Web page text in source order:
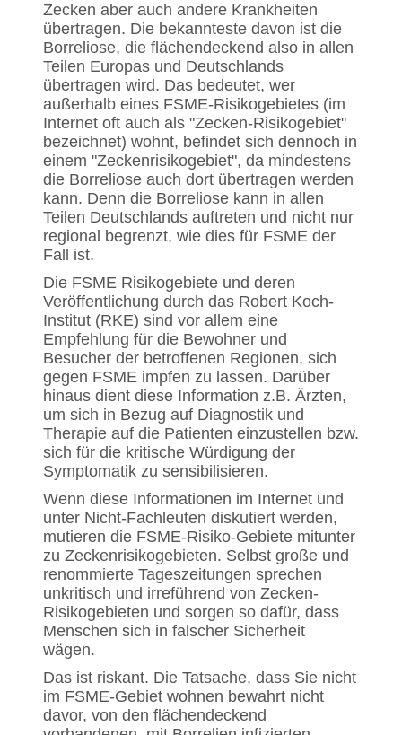
Zecken aber auch andere Krankheiten
übertragen. Die bekannteste davon ist die
Borreliose, die flächendeckend also in allen
Teilen Europas und Deutschlands
übertragen wird. Das bedeutet, wer
außerhalb eines FSME-Risikogebietes (im
Internet oft auch als "Zecken-Risikogebiet"
bezeichnet) wohnt, befindet sich dennoch in
einem "Zeckenrisikogebiet", da mindestens
die Borreliose auch dort übertragen werden
kann. Denn die Borreliose kann in allen
Teilen Deutschlands auftreten und nicht nur
regional begrenzt, wie dies für FSME der
Fall ist.
Die FSME Risikogebiete und deren
Veröffentlichung durch das Robert Koch-
Institut (RKE) sind vor allem eine
Empfehlung für die Bewohner und
Besucher der betroffenen Regionen, sich
gegen FSME impfen zu lassen. Darüber
hinaus dient diese Information z.B. Ärzten,
um sich in Bezug auf Diagnostik und
Therapie auf die Patienten einzustellen bzw.
sich für die kritische Würdigung der
Symptomatik zu sensibilisieren.
Wenn diese Informationen im Internet und
unter Nicht-Fachleuten diskutiert werden,
mutieren die FSME-Risiko-Gebiete mitunter
zu Zeckenrisikogebieten. Selbst große und
renommierte Tageszeitungen sprechen
unkritisch und irreführend von Zecken-
Risikogebieten und sorgen so dafür, dass
Menschen sich in falscher Sicherheit
wägen.
Das ist riskant. Die Tatsache, dass Sie nicht
im FSME-Gebiet wohnen bewahrt nicht
davor, von den flächendeckend